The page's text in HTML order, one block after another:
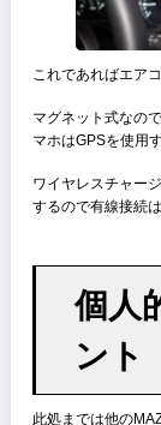
ても過言ではな